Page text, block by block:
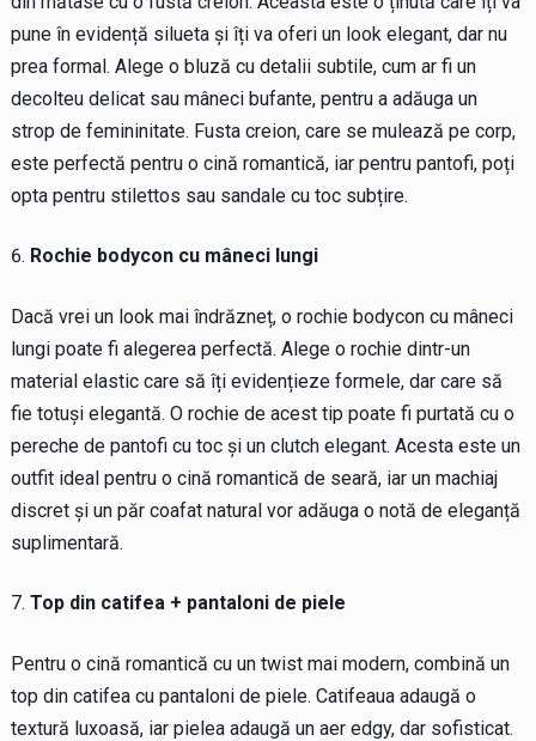
pune în evidență silueta și îți va oferi un look elegant, dar nu
prea formal. Alege o bluză cu detalii subtile, cum ar fi un
decolteu delicat sau mâneci bufante, pentru a adăuga un
strop de femininitate. Fusta creion, care se mulează pe corp,
este perfectă pentru o cină romantică, iar pentru pantofi, poți
opta pentru stilettos sau sandale cu toc subțire.
Rochie bodycon cu mâneci lungi
Dacă vrei un look mai îndrăzneț, o rochie bodycon cu mâneci
lungi poate fi alegerea perfectă. Alege o rochie dintr-un
material elastic care să îți evidențieze formele, dar care să
fie totuși elegantă. O rochie de acest tip poate fi purtată cu o
pereche de pantofi cu toc și un clutch elegant. Acesta este un
outfit ideal pentru o cină romantică de seară, iar un machiaj
discret și un păr coafat natural vor adăuga o notă de eleganță
suplimentară.
Top din catifea + pantaloni de piele
Pentru o cină romantică cu un twist mai modern, combină un
top din catifea cu pantaloni de piele. Catifeaua adaugă o
textură luxoasă, iar pielea adaugă un aer edgy, dar sofisticat.